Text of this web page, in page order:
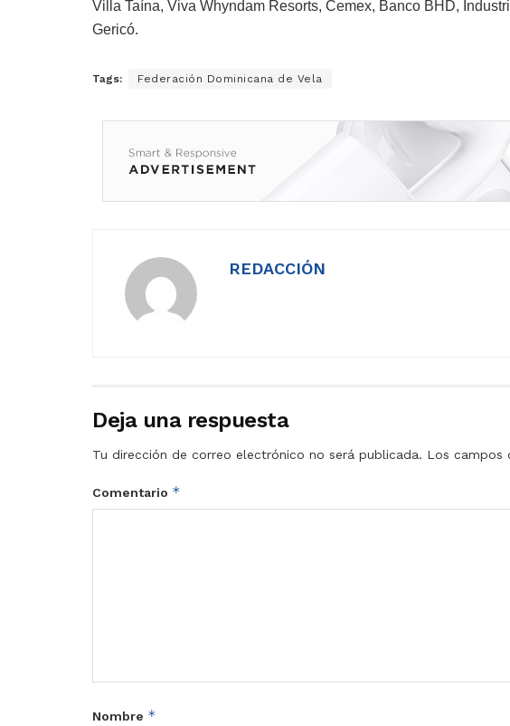
Villa Taína, Viva Whyndam Resorts, Cemex, Banco BHD,
Gericó.
Tags: Federación Dominicana de Vela
REDACCIÓN
Deja una respuesta
Tu dirección de correo electrónico no será publicada. Los campos
Comentario *
Nombre *